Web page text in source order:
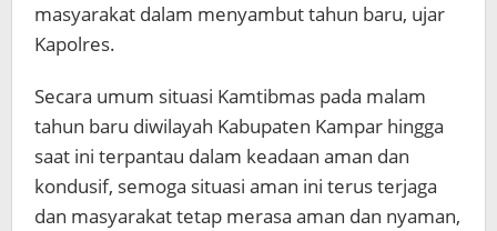
masyarakat dalam menyambut tahun baru, ujar
Kapolres.
Secara umum situasi Kamtibmas pada malam
tahun baru diwilayah Kabupaten Kampar hingga
saat ini terpantau dalam keadaan aman dan
kondusif, semoga situasi aman ini terus terjaga
dan masyarakat tetap merasa aman dan nyaman,